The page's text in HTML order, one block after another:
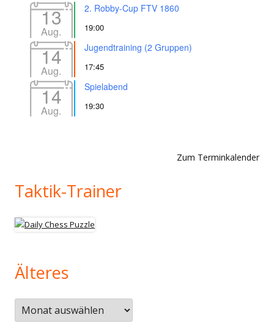
13
Aug.
2. Robby-Cup FTV 1860
19:00
14
Aug.
Jugendtraining (2 Gruppen)
17:45
14
Aug.
Spielabend
19:30
Zum Terminkalender
Taktik-Trainer
Älteres
Älteres